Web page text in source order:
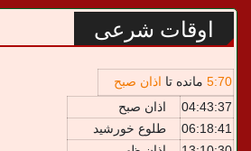
اوقات شرعی
5:70 مانده تا اذان صبح
04:43:37
اذان صبح
06:18:41
طلوع خورشید